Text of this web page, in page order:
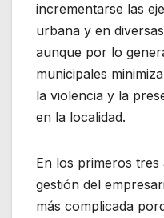
incrementarse las
urbana y en
aunque por lo
municipales
la violencia y la
en la localidad.
En los primeros
gestión del
más complicada